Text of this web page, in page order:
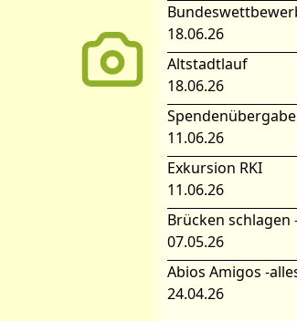
18.06.26
Altstadtlauf
18.06.26
Spendenübergabe
11.06.26
Exkursion RKI
11.06.26
07.05.26
24.04.26